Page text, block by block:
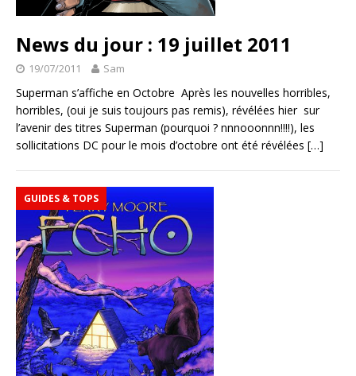
News du jour : 19 juillet 2011
19/07/2011 Sam
Superman s’affiche en Octobre Après les nouvelles horribles,
horribles, (oui je suis toujours pas remis), révélées hier sur
l’avenir des titres Superman (pourquoi ? nnnooonnn!!!!), les
sollicitations DC pour le mois d’octobre ont été révélées […]
GUIDES & TOPS